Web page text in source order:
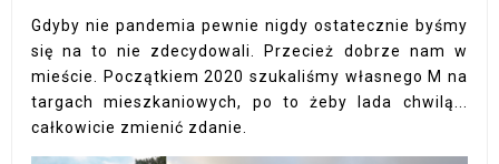
Gdyby nie pandemia pewnie nigdy ostatecznie byśmy
się na to nie zdecydowali. Przecież dobrze nam w
mieście. Początkiem 2020 szukaliśmy własnego M na
targach mieszkaniowych, po to żeby lada chwilą...
całkowicie zmienić zdanie.